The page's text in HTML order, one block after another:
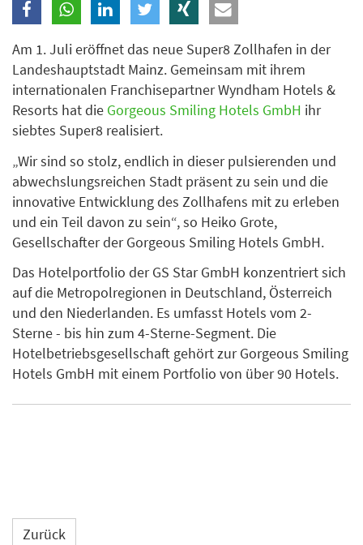
Am 1. Juli eröffnet das neue Super8 Zollhafen in der
Landeshauptstadt Mainz. Gemeinsam mit ihrem
internationalen Franchisepartner Wyndham Hotels &
Resorts hat die Gorgeous Smiling Hotels GmbH ihr
siebtes Super8 realisiert.
„Wir sind so stolz, endlich in dieser pulsierenden und
abwechslungsreichen Stadt präsent zu sein und die
innovative Entwicklung des Zollhafens mit zu erleben
und ein Teil davon zu sein“, so Heiko Grote,
Gesellschafter der Gorgeous Smiling Hotels GmbH.
Das Hotelportfolio der GS Star GmbH konzentriert sich
auf die Metropolregionen in Deutschland, Österreich
und den Niederlanden. Es umfasst Hotels vom 2-
Sterne - bis hin zum 4-Sterne-Segment. Die
Hotelbetriebsgesellschaft gehört zur Gorgeous Smiling
Hotels GmbH mit einem Portfolio von über 90 Hotels.
Zurück